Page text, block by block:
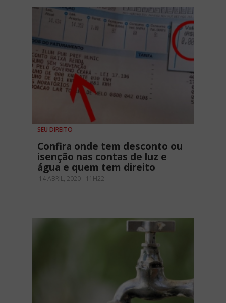
SEU DIREITO
Confira onde tem desconto ou
isenção nas contas de luz e
água e quem tem direito
14 ABRIL, 2020 - 11H22